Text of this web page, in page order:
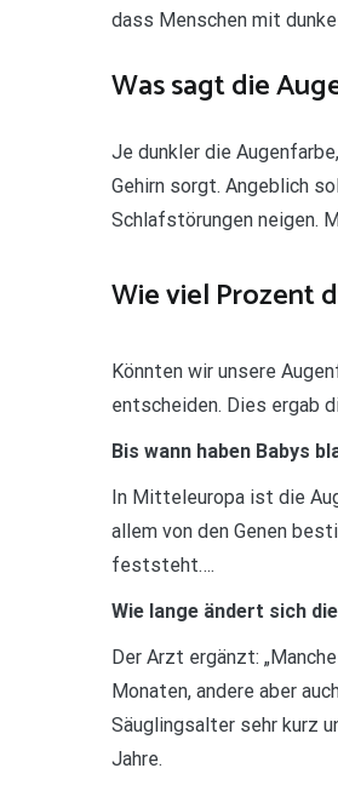
dass Menschen mit
Was sagt die
Je dunkler die
Gehirn sorgt. Angeblich
Schlafstörungen neigen.
Wie viel Prozent
Könnten wir unsere
entscheiden. Dies ergab
Bis wann haben Babys
In Mitteleuropa ist die
allem von den Genen
feststeht….
Wie lange ändert sich
Der Arzt ergänzt:
Monaten, andere aber
Säuglingsalter sehr kurz
Jahre.